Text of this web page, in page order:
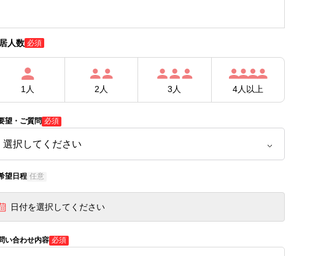
人数 必須
1人 2人 3人 4人以上
望・ご質問 必須
望日程 任意
日付を選択してください
い合わせ内容 必須